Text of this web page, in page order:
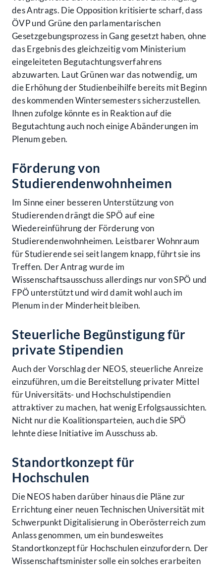
des Antrags. Die Opposition kritisierte scharf, dass
ÖVP und Grüne den parlamentarischen
Gesetzgebungsprozess in Gang gesetzt haben, ohne
das Ergebnis des gleichzeitig vom Ministerium
eingeleiteten Begutachtungsverfahrens
abzuwarten. Laut Grünen war das notwendig, um
die Erhöhung der Studienbeihilfe bereits mit Beginn
des kommenden Wintersemesters sicherzustellen.
Ihnen zufolge könnte es in Reaktion auf die
Begutachtung auch noch einige Abänderungen im
Plenum geben.
Förderung von
Studierendenwohnheimen
Im Sinne einer besseren Unterstützung von
Studierenden drängt die SPÖ auf eine
Wiedereinführung der Förderung von
Studierendenwohnheimen. Leistbarer Wohnraum
für Studierende sei seit langem knapp, führt sie ins
Treffen. Der Antrag wurde im
Wissenschaftsausschuss allerdings nur von SPÖ und
FPÖ unterstützt und wird damit wohl auch im
Plenum in der Minderheit bleiben.
Steuerliche Begünstigung für
private Stipendien
Auch der Vorschlag der NEOS, steuerliche Anreize
einzuführen, um die Bereitstellung privater Mittel
für Universitäts- und Hochschulstipendien
attraktiver zu machen, hat wenig Erfolgsaussichten.
Nicht nur die Koalitionsparteien, auch die SPÖ
lehnte diese Initiative im Ausschuss ab.
Standortkonzept für
Hochschulen
Die NEOS haben darüber hinaus die Pläne zur
Errichtung einer neuen Technischen Universität mit
Schwerpunkt Digitalisierung in Oberösterreich zum
Anlass genommen, um ein bundesweites
Standortkonzept für Hochschulen einzufordern. Der
Wissenschaftsminister solle ein solches erarbeiten